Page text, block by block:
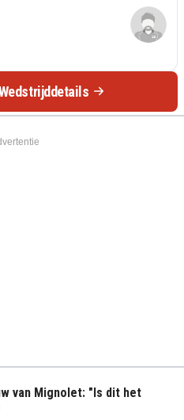
van Mignolet: "Is dit het